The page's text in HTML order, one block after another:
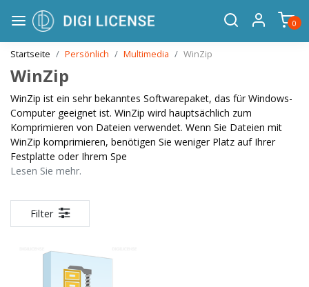
0
Startseite Persönlich Multimedia WinZip
WinZip
WinZip ist ein sehr bekanntes Softwarepaket, das für Windows-
Computer geeignet ist. WinZip wird hauptsächlich zum
Komprimieren von Dateien verwendet. Wenn Sie Dateien mit
WinZip komprimieren, benötigen Sie weniger Platz auf Ihrer
Festplatte oder Ihrem Spe
Lesen Sie mehr.
Filter